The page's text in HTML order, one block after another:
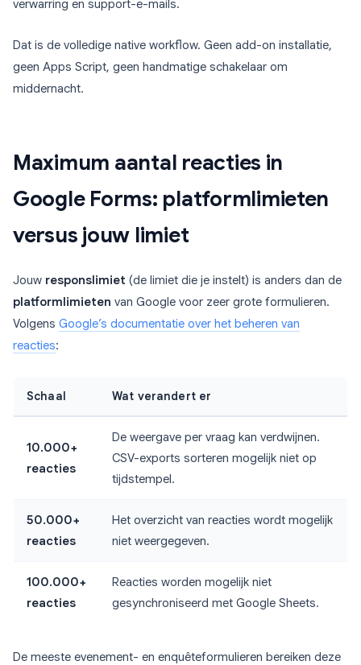
verwarring en support-e-mails.
Dat is de volledige native workflow. Geen add-on installatie,
geen Apps Script, geen handmatige schakelaar om
middernacht.
Maximum aantal reacties in
Google Forms: platformlimieten
versus jouw limiet
Jouw responslimiet (de limiet die je instelt) is anders dan de
platformlimieten van Google voor zeer grote formulieren.
Volgens Google’s documentatie over het beheren van
reacties:
Schaal Wat verandert er
10.000+
reacties
De weergave per vraag kan verdwijnen.
CSV-exports sorteren mogelijk niet op
tijdstempel.
50.000+
reacties
Het overzicht van reacties wordt mogelijk
niet weergegeven.
100.000+
reacties
Reacties worden mogelijk niet
gesynchroniseerd met Google Sheets.
De meeste evenement- en enquêteformulieren bereiken deze